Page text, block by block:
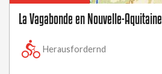
La Vagabonde en Nouvelle-Aquitaine
Herausfordernd